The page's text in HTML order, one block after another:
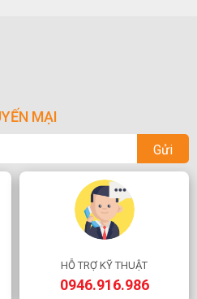
MẠI
Gửi
HỖ TRỢ KỸ THUẬT
0946.916.986